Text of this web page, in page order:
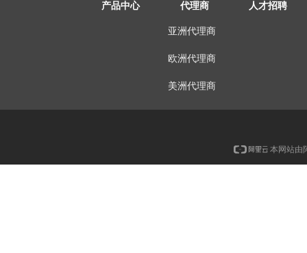
产品中心 代理商 人才招聘
亚洲代理商
欧洲代理商
美洲代理商
本网站由